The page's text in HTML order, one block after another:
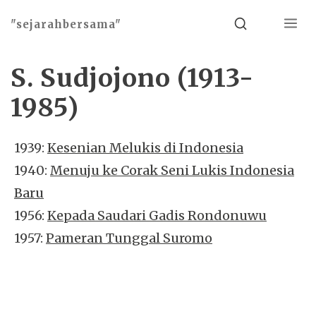
"sejarahbersama" Search Menu
S. Sudjojono (1913-
1985)
1939: Kesenian Melukis di Indonesia
1940: Menuju ke Corak Seni Lukis Indonesia
Baru
1956: Kepada Saudari Gadis Rondonuwu
1957: Pameran Tunggal Suromo